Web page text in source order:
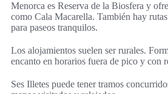
Menorca es Reserva de la Biosfera y
como Cala Macarella. También hay
para paseos tranquilos.
Los alojamientos suelen ser rurales.
encanto en horarios fuera de pico y con
Ses Illetes puede tener tramos